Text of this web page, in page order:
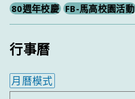
80週年校慶 FB-馬高校園活動
行事曆
月曆模式